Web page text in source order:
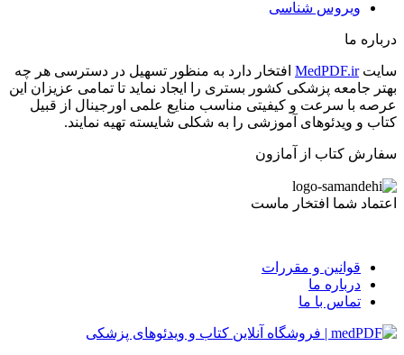
ویروس شناسی
درباره ما
سایتMedPDF.ir افتخار دارد به منظور تسهیل در دسترسی هر چه
بهتر جامعه پزشکی کشور بستری را ایجاد نماید تا تمامی عزیزان این
عرصه با سرعت و کیفیتی مناسب منایع علمی اورجینال از قبیل
کتاب و ویدئوهای آموزشی را به شکلی شایسته تهیه نمایند.
سفارش کتاب از آمازون
اعتماد شما افتخار ماست
قوانین و مقررات
درباره ما
تماس با ما